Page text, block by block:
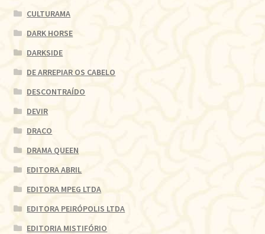
CULTURAMA
DARK HORSE
DARKSIDE
DE ARREPIAR OS CABELO
DESCONTRAÍDO
DEVIR
DRACO
DRAMA QUEEN
EDITORA ABRIL
EDITORA MPEG LTDA
EDITORA PEIRÓPOLIS LTDA
EDITORIA MISTIFÓRIO